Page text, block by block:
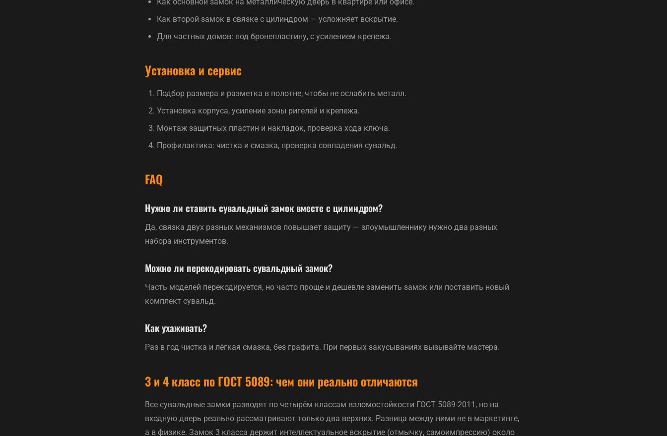
Как второй замок в связке с цилиндром — усложняет вскрытие.
Для частных домов: под бронепластину, с усилением крепежа.
Установка и сервис
Подбор размера и разметка в полотне, чтобы не ослабить металл.
Установка корпуса, усиление зоны ригелей и крепежа.
Монтаж защитных пластин и накладок, проверка хода ключа.
Профилактика: чистка и смазка, проверка совпадения сувальд.
FAQ
Нужно ли ставить сувальдный замок вместе с цилиндром?
Да, связка двух разных механизмов повышает защиту — злоумышленнику нужно два разных
набора инструментов.
Можно ли перекодировать сувальдный замок?
Часть моделей перекодируется, но часто проще и дешевле заменить замок или поставить новый
комплект сувальд.
Как ухаживать?
Раз в год чистка и лёгкая смазка, без графита. При первых закусываниях вызывайте мастера.
3 и 4 класс по ГОСТ 5089: чем они реально отличаются
Все сувальдные замки разводят по четырём классам взломостойкости ГОСТ 5089-2011, но на
входную дверь реально рассматривают только два верхних. Разница между ними не в маркетинге,
а в физике. Замок 3 класса держит интеллектуальное вскрытие (отмычку, самоимпрессию) около